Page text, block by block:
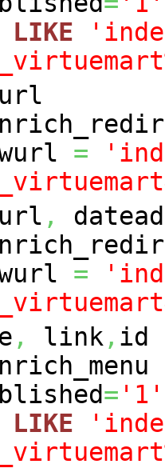
LIKE
=
,
=
, link, id
= '1'
LIKE